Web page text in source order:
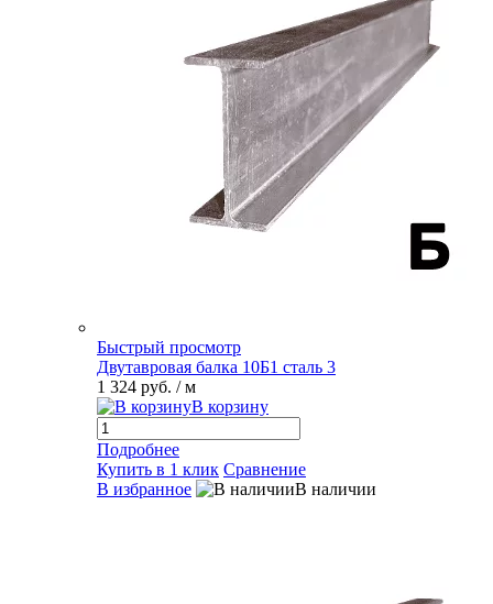
Быстрый просмотр
Двутавровая балка 10Б1 сталь 3
1 324 руб. / м
В корзину
Подробнее
Купить в 1 клик Сравнение
В избранное
В наличии